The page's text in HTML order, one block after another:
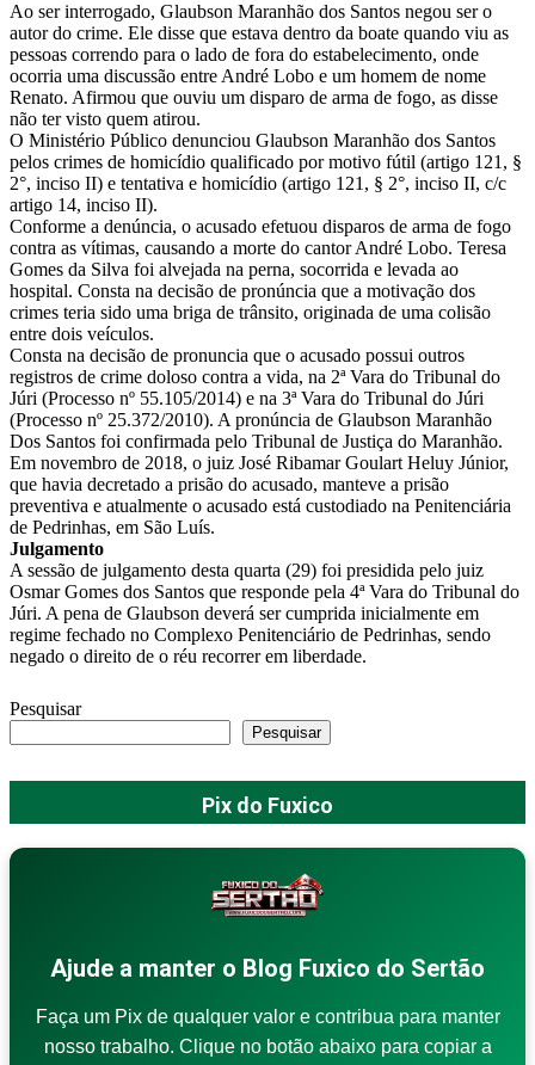
Ao ser interrogado, Glaubson Maranhão dos Santos negou ser o
autor do crime. Ele disse que estava dentro da boate quando viu as
pessoas correndo para o lado de fora do estabelecimento, onde
ocorria uma discussão entre André Lobo e um homem de nome
Renato. Afirmou que ouviu um disparo de arma de fogo, as disse
não ter visto quem atirou.
O Ministério Público denunciou Glaubson Maranhão dos Santos
pelos crimes de homicídio qualificado por motivo fútil (artigo 121, §
2°, inciso II) e tentativa e homicídio (artigo 121, § 2°, inciso II, c/c
artigo 14, inciso II).
Conforme a denúncia, o acusado efetuou disparos de arma de fogo
contra as vítimas, causando a morte do cantor André Lobo. Teresa
Gomes da Silva foi alvejada na perna, socorrida e levada ao
hospital. Consta na decisão de pronúncia que a motivação dos
crimes teria sido uma briga de trânsito, originada de uma colisão
entre dois veículos.
Consta na decisão de pronuncia que o acusado possui outros
registros de crime doloso contra a vida, na 2ª Vara do Tribunal do
Júri (Processo nº 55.105/2014) e na 3ª Vara do Tribunal do Júri
(Processo nº 25.372/2010). A pronúncia de Glaubson Maranhão
Dos Santos foi confirmada pelo Tribunal de Justiça do Maranhão.
Em novembro de 2018, o juiz José Ribamar Goulart Heluy Júnior,
que havia decretado a prisão do acusado, manteve a prisão
preventiva e atualmente o acusado está custodiado na Penitenciária
de Pedrinhas, em São Luís.
Julgamento
A sessão de julgamento desta quarta (29) foi presidida pelo juiz
Osmar Gomes dos Santos que responde pela 4ª Vara do Tribunal do
Júri. A pena de Glaubson deverá ser cumprida inicialmente em
regime fechado no Complexo Penitenciário de Pedrinhas, sendo
negado o direito de o réu recorrer em liberdade.
Pesquisar
Pesquisar
Pix do Fuxico
Ajude a manter o Blog Fuxico do Sertão
Faça um Pix de qualquer valor e contribua para manter
nosso trabalho. Clique no botão abaixo para copiar a